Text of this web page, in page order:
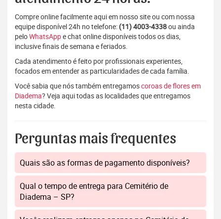
Compre online facilmente aqui em nosso site ou com nossa
equipe disponível 24h no telefone: (11) 4003-4338ou ainda
peloWhatsAppe chat online disponíveis todos os dias,
inclusive finais de semana e feriados.
Cada atendimento é feito por profissionais experientes,
focados em entender as particularidades de cada família.
Você sabia que nós também entregamoscoroas de flores em
Diadema? Veja aqui todas as localidades que entregamos
nesta cidade.
Perguntas mais frequentes
Quais são as formas de pagamento disponíveis?
Qual o tempo de entrega para Cemitério de
Diadema – SP?